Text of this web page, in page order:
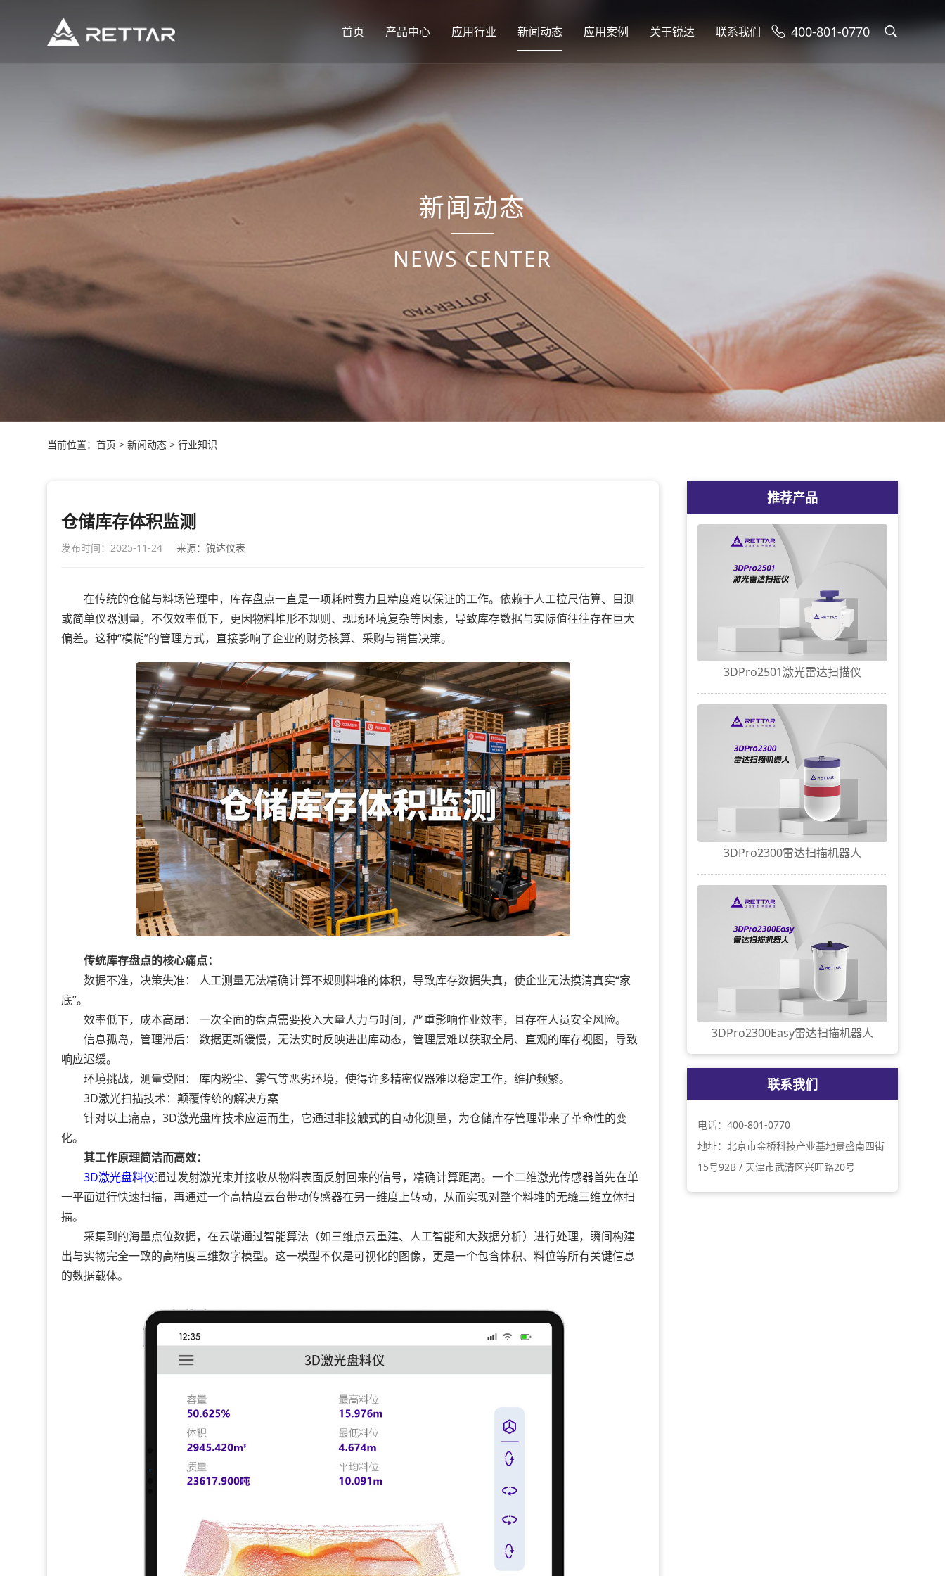
首页 产品中心 应用行业 新闻动态 应用案例 关于锐达 联系我们 400-801-0770
新闻动态
NEWS CENTER
当前位置：首页 > 新闻动态 > 行业知识
仓储库存体积监测
发布时间：2025-11-24 来源：锐达仪表
在传统的仓储与料场管理中，库存盘点一直是一项耗时费力且精度难以保证的工作。依赖于人工拉尺估算、目测
或简单仪器测量，不仅效率低下，更因物料堆形不规则、现场环境复杂等因素，导致库存数据与实际值往往存在巨大
偏差。这种“模糊”的管理方式，直接影响了企业的财务核算、采购与销售决策。
传统库存盘点的核心痛点：
数据不准，决策失准： 人工测量无法精确计算不规则料堆的体积，导致库存数据失真，使企业无法摸清真实“家
底”。
效率低下，成本高昂： 一次全面的盘点需要投入大量人力与时间，严重影响作业效率，且存在人员安全风险。
信息孤岛，管理滞后： 数据更新缓慢，无法实时反映进出库动态，管理层难以获取全局、直观的库存视图，导致
响应迟缓。
环境挑战，测量受阻： 库内粉尘、雾气等恶劣环境，使得许多精密仪器难以稳定工作，维护频繁。
3D激光扫描技术：颠覆传统的解决方案
针对以上痛点，3D激光盘库技术应运而生，它通过非接触式的自动化测量，为仓储库存管理带来了革命性的变
化。
其工作原理简洁而高效：
3D激光盘料仪通过发射激光束并接收从物料表面反射回来的信号，精确计算距离。一个二维激光传感器首先在单
一平面进行快速扫描，再通过一个高精度云台带动传感器在另一维度上转动，从而实现对整个料堆的无缝三维立体扫
描。
采集到的海量点位数据，在云端通过智能算法（如三维点云重建、人工智能和大数据分析）进行处理，瞬间构建
出与实物完全一致的高精度三维数字模型。这一模型不仅是可视化的图像，更是一个包含体积、料位等所有关键信息
的数据载体。
推荐产品
3DPro2501激光雷达扫描仪
3DPro2300雷达扫描机器人
3DPro2300Easy雷达扫描机器人
联系我们
电话：400-801-0770
地址：北京市金桥科技产业基地景盛南四街
15号92B / 天津市武清区兴旺路20号